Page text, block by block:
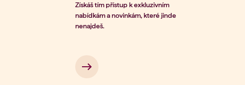
Získáš tím přístup k exkluzivním
nabídkám a novinkám, které jinde
nenajdeš.
Přihlášení k odběru
→